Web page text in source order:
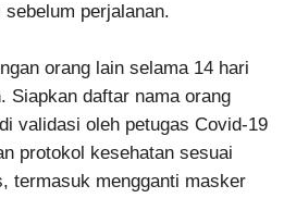
perjalanan.
orang lain selama 14 hari
Siapkan daftar nama orang
validasi oleh petugas Covid-19
protokol kesehatan sesuai
termasuk mengganti masker